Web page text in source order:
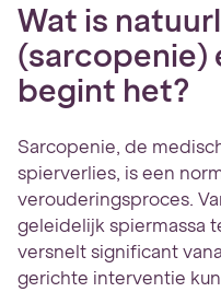
Wat is
(sarcopenie)
begint het?
Sarcopenie, de
spierverlies, is een
verouderingsproces.
geleidelijk spiermassa
versnelt significant
gerichte interventie